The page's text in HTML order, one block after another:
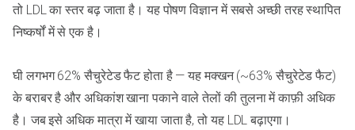
तो LDL का स्तर बढ़ जाता है। यह पोषण विज्ञान में सबसे अच्छी तरह स्थापित
निष्कर्षों में से एक है।
घी लगभग 62% सैचुरेटेड फैट होता है — यह मक्खन (~63% सैचुरेटेड फैट)
के बराबर है और अधिकांश खाना पकाने वाले तेलों की तुलना में काफ़ी अधिक
है। जब इसे अधिक मात्रा में खाया जाता है, तो यह LDL बढ़ाएगा।